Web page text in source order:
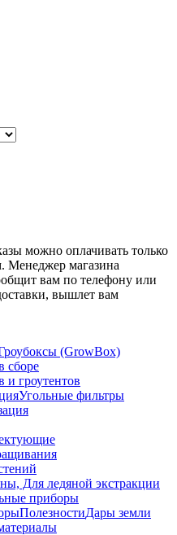
можно оплачивать только
Менеджер магазина
вам по телефону или
вышлет вам
(GrowBox)
сборе
и гроутентов
Угольные фильтры
Для ледяной экстракции
приборы
ПолезностиДары земли